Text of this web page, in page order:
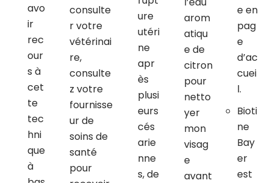
avo
ir
rec
our
s à
cet
te
tec
hni
que
à
consulte
r votre
vétérinai
re,
consulte
z votre
fournisse
ur de
soins de
santé
pour
ure
utéri
ne
apr
ès
plusi
eurs
cés
arie
nne
s, de
arom
atiqu
e de
citron
pour
netto
yer
mon
visag
e
avant
e en
pag
e
d’ac
cuei
l.
Bioti
ne
Bay
er
est